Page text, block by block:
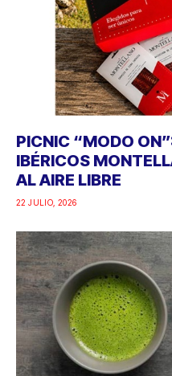
PICNIC “MODO
IBÉRICOS
AL AIRE LIBRE
22 JULIO, 2026